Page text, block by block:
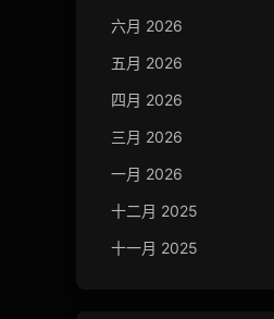
六月 2026
五月 2026
四月 2026
三月 2026
一月 2026
十二月 2025
十一月 2025